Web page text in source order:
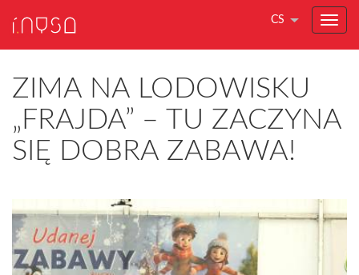
CS
ZIMA NA LODOWISKU
„FRAJDA” – TU ZACZYNA
SIĘ DOBRA ZABAWA!